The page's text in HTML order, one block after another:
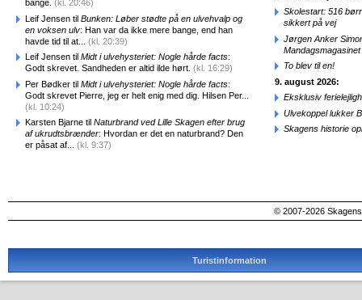
bange. (kl. 20:46)
Leif Jensen til Bunken: Løber stødte på en ulvehvalp og
en voksen ulv: Han var da ikke mere bange, end han
havde tid til at... (kl. 20:39)
Leif Jensen til Midt i ulvehysteriet: Nogle hårde facts:
Godt skrevet. Sandheden er altid ilde hørt. (kl. 16:29)
Per Bødker til Midt i ulvehysteriet: Nogle hårde facts:
Godt skrevet Pierre, jeg er helt enig med dig. Hilsen Per...
(kl. 10:24)
Karsten Bjarne til Naturbrand ved Lille Skagen efter brug
af ukrudtsbrænder: Hvordan er det en naturbrand? Den
er påsat af... (kl. 9:37)
Skolestart: 516
sikkert på vej
Jørgen Anker
Mandagsmagasinet
To blev til en!
9. august 2026:
Eksklusiv
Ulvekoppel lukker
Skagens historie
© 2007-2026
Turistinformation